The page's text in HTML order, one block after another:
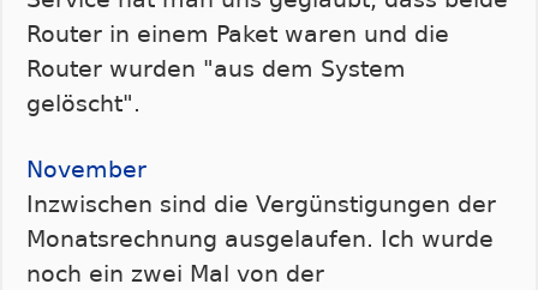
Router in einem Paket waren und die
Router wurden "aus dem System
gelöscht".
November
Inzwischen sind die Vergünstigungen der
Monatsrechnung ausgelaufen. Ich wurde
noch ein zwei Mal von der